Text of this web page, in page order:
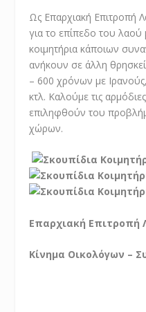
Ως Επαρχιακή Επιτροπή
για το επίπεδο του λαού
κοιμητήρια κάποιων
ανήκουν σε άλλη
– 600 χρόνων με
κτλ. Καλούμε τις
επιληφθούν του
χώρων.
Επαρχιακή Επιτροπή
Κίνημα Οικολόγων –